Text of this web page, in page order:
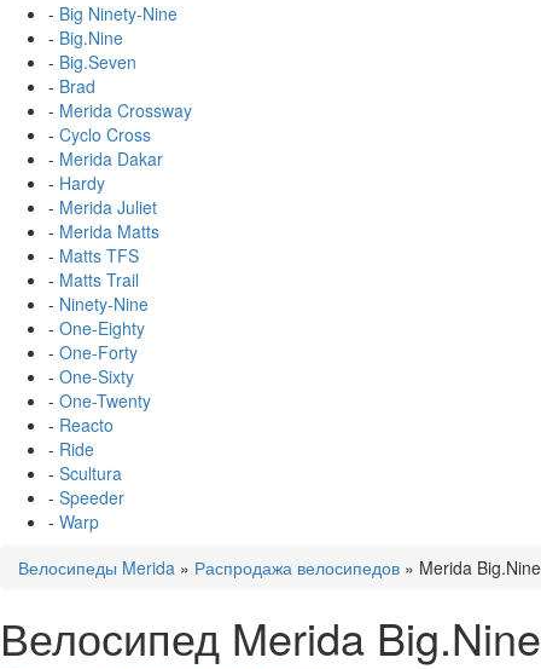
- Big Ninety-Nine
- Big.Nine
- Big.Seven
- Brad
- Merida Crossway
- Cyclo Cross
- Merida Dakar
- Hardy
- Merida Juliet
- Merida Matts
- Matts TFS
- Matts Trail
- Ninety-Nine
- One-Eighty
- One-Forty
- One-Sixty
- One-Twenty
- Reacto
- Ride
- Scultura
- Speeder
- Warp
Велосипеды Merida » Распродажа велосипедов » Merida
Велосипед Merida